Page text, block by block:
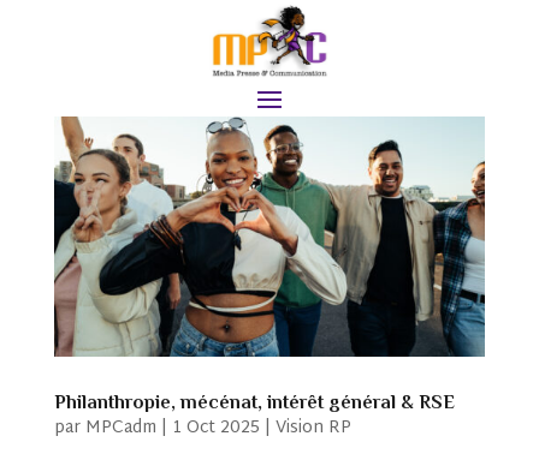
Philanthropie, mécénat, intérêt général & RSE
par MPCadm | 1 Oct 2025 | Vision RP